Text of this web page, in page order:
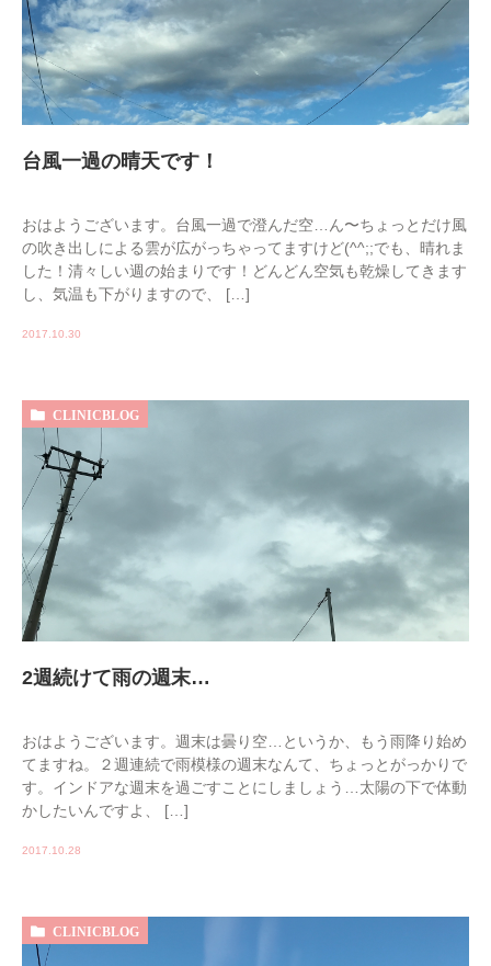
台風一過の晴天です！
おはようございます。台風一過で澄んだ空…ん〜ちょっとだけ風
の吹き出しによる雲が広がっちゃってますけど(^^;;でも、晴れま
した！清々しい週の始まりです！どんどん空気も乾燥してきます
し、気温も下がりますので、 […]
2017.10.30
CLINICBLOG
2週続けて雨の週末…
おはようございます。週末は曇り空…というか、もう雨降り始め
てますね。２週連続で雨模様の週末なんて、ちょっとがっかりで
す。インドアな週末を過ごすことにしましょう…太陽の下で体動
かしたいんですよ、 […]
2017.10.28
CLINICBLOG